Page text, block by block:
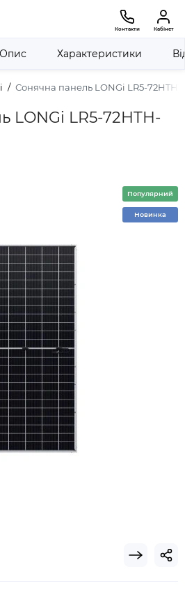
Контакти Кабінет
Сонячна панель LONGi LR5-72HTH-
LONGi LR5-72HTH-
Опис Характеристики
Популярний
Новинка